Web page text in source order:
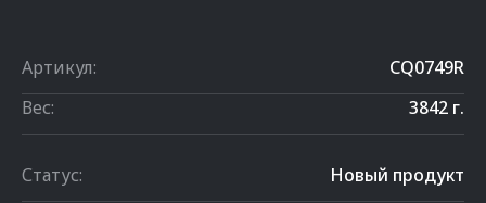
Артикул:
CQ0749R
Вес:
3842 г.
Статус: Новый продукт